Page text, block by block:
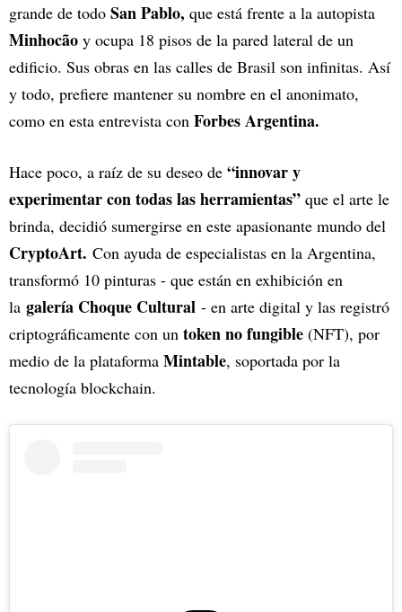
grande de todo San Pablo, que está frente a la autopista
Minhocão y ocupa 18 pisos de la pared lateral de un
edificio. Sus obras en las calles de Brasil son infinitas. Así
y todo, prefiere mantener su nombre en el anonimato,
como en esta entrevista con Forbes Argentina.
Hace poco, a raíz de su deseo de “innovar y
experimentar con todas las herramientas” que el arte le
brinda, decidió sumergirse en este apasionante mundo del
CryptoArt. Con ayuda de especialistas en la Argentina,
transformó 10 pinturas - que están en exhibición en
la galería Choque Cultural - en arte digital y las registró
criptográficamente con un token no fungible (NFT), por
medio de la plataforma Mintable, soportada por la
tecnología blockchain.